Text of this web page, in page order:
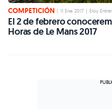
COMPETICIÓN | 11 Ene 2017 | Eloy
El 2 de febrero
Horas de Le Mans 2017